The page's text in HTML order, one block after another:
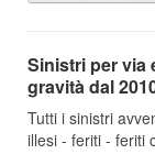
Sinistri per via
gravità dal
Tutti i sinistri
illesi - feriti - feriti